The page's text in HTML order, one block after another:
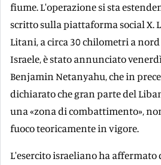
fiume. L'operazione si sta
scritto sulla piattaforma social X.
Litani, a circa 30 chilometri a
Israele, è stato annunciato
Benjamin Netanyahu, che in
dichiarato che gran parte del
una «zona di combattimento»,
fuoco teoricamente in vigore.
L'esercito israeliano ha affermato